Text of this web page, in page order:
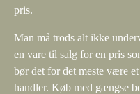
pris.
Man må trods alt ikke
en vare til salg for en pris
bør det for det meste være
handler. Køb med gængse